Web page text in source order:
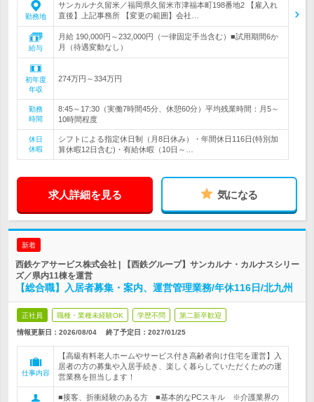
勤務地
サンカルナ久留米／福岡県久留米市津福本町198番地2 【雇入れ
直後】上記事務所 【変更の範囲】会社…
給与
月給 190,000円～232,000円（一律固定手当含む）■試用期間6か
月（待遇変動なし）
初年度
年収
274万円～334万円
勤務
時間
8:45～17:30（実働7時間45分、休憩60分）平均残業時間：月5～
10時間程度
休日
休暇
シフトによる指定休日制（月8日休み）・年間休日116日(特別加
算休暇12日含む)・有給休暇（10日～…
求人詳細を見る 気になる
新着
西鉄ケアサービス株式会社 | 【西鉄グループ】サンカルナ・カルナスシリー
ズ／県内11棟を運営
【総合職】入居者募集・案内、運営管理業務/年休116日/北九州
正社員 職種・業種未経験OK 学歴不問 第二新卒歓迎
情報更新日：2026/08/04 終了予定日： 2027/01/25
仕事内容
【高級有料老人ホームやサービス付き高齢者向け住宅を運営】入
居者の方の募集や入居手続き、楽しく暮らしていただくための運
営業務を担当します！
■接客、折衝経験のある方 ■基本的なPCスキル ※介護業界の